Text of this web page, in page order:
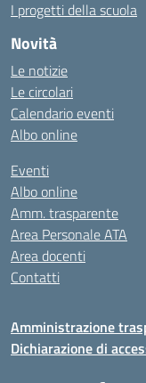
I progetti della scuola
Novità
Le notizie
Le circolari
Calendario eventi
Albo online
Eventi
Albo online
Amm. trasparente
Area Personale ATA
Area docenti
Contatti
Amministrazione
Dichiarazione di